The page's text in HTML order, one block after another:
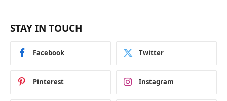
STAY IN TOUCH
Facebook Twitter
Pinterest Instagram